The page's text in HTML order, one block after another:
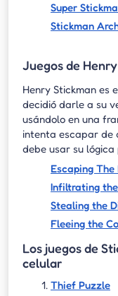
Super
Stickman
Juegos de
Henry Stickman es
decidió darle a su
usándolo en una
intenta escapar de
debe usar su
Escaping The
Infiltrating
Stealing the
Fleeing the
Los juegos de
celular
Thief Puzzle